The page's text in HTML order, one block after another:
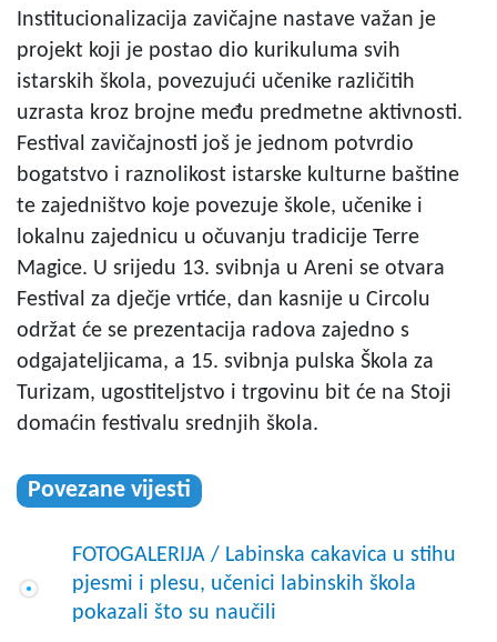
Institucionalizacija zavičajne nastave važan je
projekt koji je postao dio kurikuluma svih
istarskih škola, povezujući učenike različitih
uzrasta kroz brojne među predmetne aktivnosti.
Festival zavičajnosti još je jednom potvrdio
bogatstvo i raznolikost istarske kulturne baštine
te zajedništvo koje povezuje škole, učenike i
lokalnu zajednicu u očuvanju tradicije Terre
Magice. U srijedu 13. svibnja u Areni se otvara
Festival za dječje vrtiće, dan kasnije u Circolu
održat će se prezentacija radova zajedno s
odgajateljicama, a 15. svibnja pulska Škola za
Turizam, ugostiteljstvo i trgovinu bit će na Stoji
domaćin festivalu srednjih škola.
Povezane vijesti
FOTOGALERIJA / Labinska cakavica u stihu
pjesmi i plesu, učenici labinskih škola
pokazali što su naučili